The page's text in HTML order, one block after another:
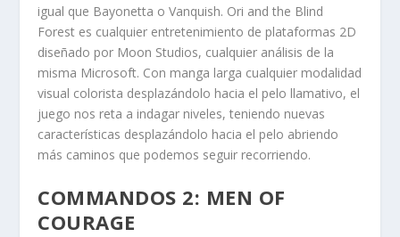
igual que Bayonetta o Vanquish. Ori and the Blind
Forest es cualquier entretenimiento de plataformas 2D
diseñado por Moon Studios, cualquier análisis de la
misma Microsoft. Con manga larga cualquier modalidad
visual colorista desplazándolo hacia el pelo llamativo, el
juego nos reta a indagar niveles, teniendo nuevas
características desplazándolo hacia el pelo abriendo
más caminos que podemos seguir recorriendo.
COMMANDOS 2: MEN OF
COURAGE